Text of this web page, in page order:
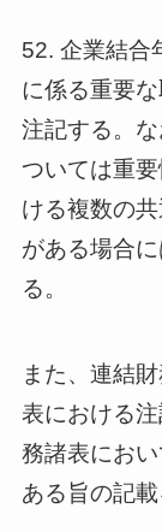
52. 企業結合
に係る重要
注記する。
ついては重
ける複数の
がある場合
る。
また、連結
表における
務諸表にお
ある旨の記